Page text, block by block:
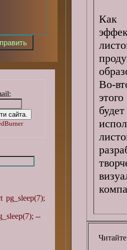
Как
Во-
pg_sleep(7);
--